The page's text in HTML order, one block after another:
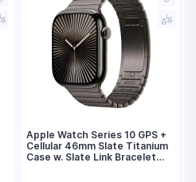
Apple Watch Series 10 GPS +
Cellular 46mm Slate Titanium
Case w. Slate Link Bracelet